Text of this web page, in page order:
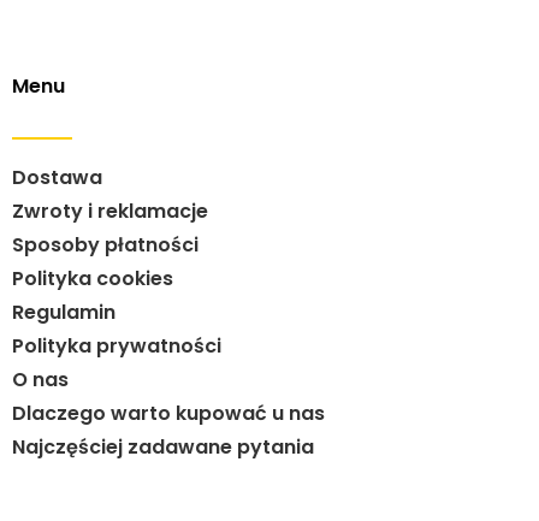
Menu
Dostawa
Zwroty i reklamacje
Sposoby płatności
Polityka cookies
Regulamin
Polityka prywatności
O nas
Dlaczego warto kupować u nas
Najczęściej zadawane pytania